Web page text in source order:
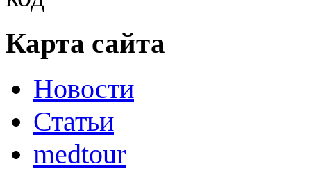
Карта сайта
Новости
Статьи
medtour